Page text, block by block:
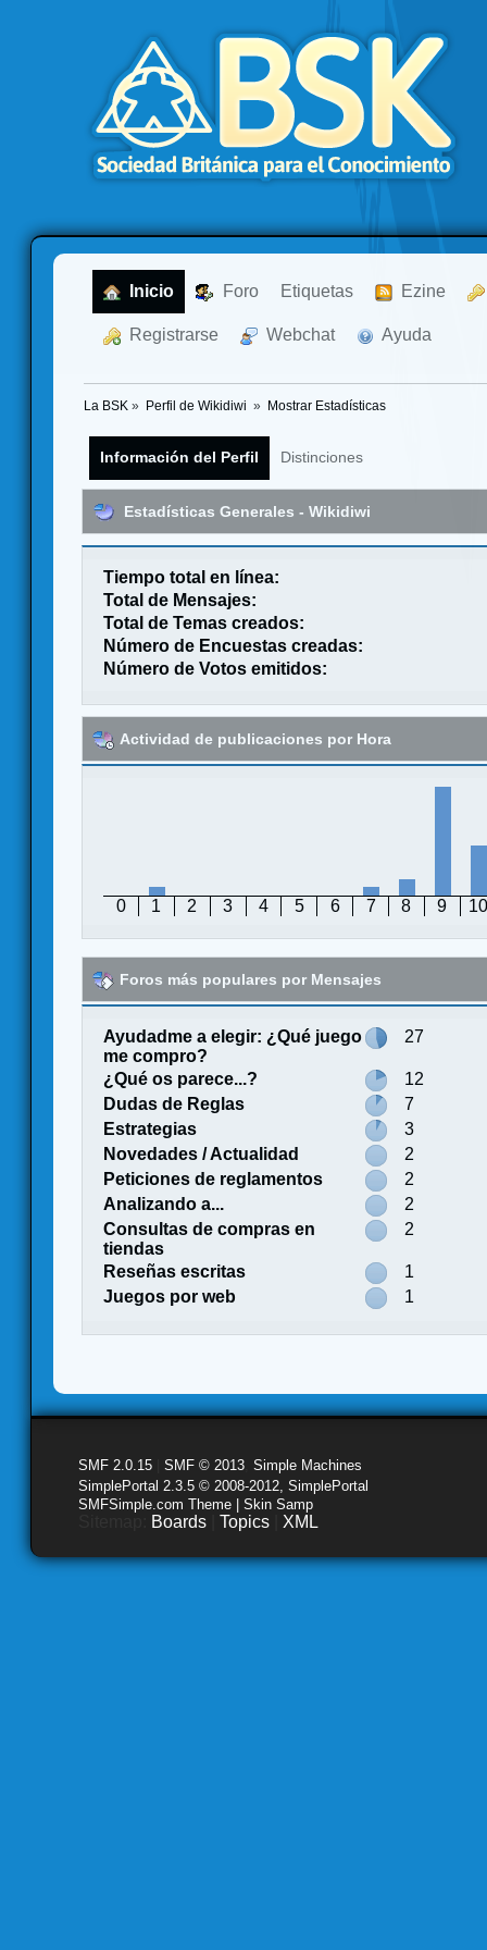
Inicio Foro Etiquetas Ezine
Registrarse Webchat Ayuda
La BSK » Perfil de Wikidiwi » Mostrar Estadísticas
Información del Perfil Distinciones
Estadísticas Generales - Wikidiwi
Tiempo total en línea:
Total de Mensajes:
Total de Temas creados:
Número de Encuestas creadas:
Número de Votos emitidos:
Actividad de publicaciones por Hora
0 1 2 3 4 5 6 7 8 9 10
Foros más populares por Mensajes
Ayudadme a elegir: ¿Qué juego
me compro?
27
¿Qué os parece...?
12
Dudas de Reglas
7
Estrategias
3
Novedades / Actualidad
2
Peticiones de reglamentos
2
Analizando a...
2
Consultas de compras en
tiendas
2
Reseñas escritas
1
Juegos por web
1
SMF 2.0.15 SMF © 2013 Simple Machines
SimplePortal 2.3.5 © 2008-2012, SimplePortal
SMFSimple.com Theme | Skin Samp
Boards Topics XML